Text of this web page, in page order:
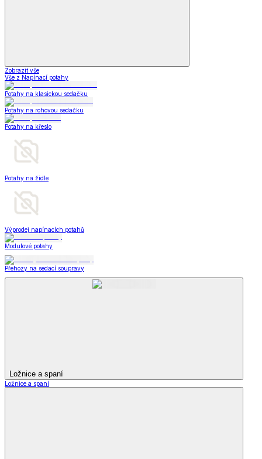
Zobrazit vše
Vše z Napínací potahy
Potahy na klasickou sedačku
Potahy na rohovou sedačku
Potahy na křeslo
Potahy na židle
Výprodej napínacích potahů
Modulové potahy
Přehozy na sedací soupravy
Ložnice a spaní
Ložnice a spaní